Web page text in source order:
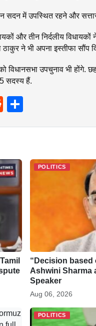
सदन में उपस्थित रहने और
और तीन निर्दलीय विधायकों
ने भी अपना इस्तीफा सौंप
उपचुनाव भी होंगे.
सदस्य हैं.
R
t
POLITICS
“Decision based
Ashwini Sharma
Speaker
Aug 06, 2026
POLITICS